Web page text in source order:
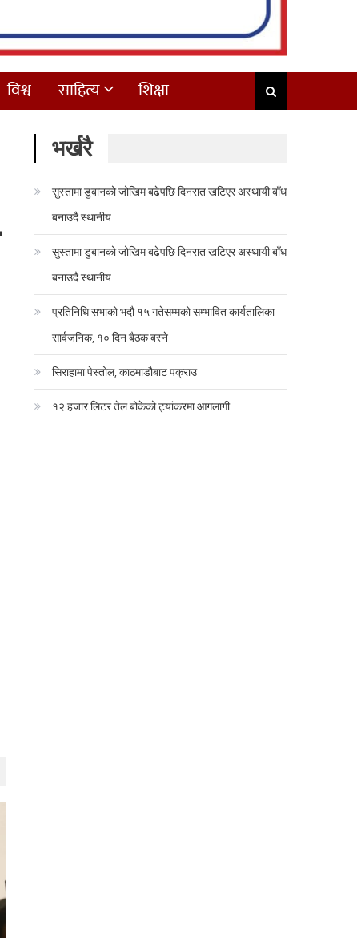
विश्व साहित्य शिक्षा
भर्खरै
सुस्तामा डुबानको जोखिम बढेपछि दिनरात खटिएर अस्थायी बाँध
बनाउदै स्थानीय
सुस्तामा डुबानको जोखिम बढेपछि दिनरात खटिएर अस्थायी बाँध
बनाउदै स्थानीय
प्रतिनिधि सभाको भदौ १५ गतेसम्मको सम्भावित कार्यतालिका
सार्वजनिक, १० दिन बैठक बस्ने
सिराहामा पेस्तोल, काठमाडौबाट पक्राउ
१२ हजार लिटर तेल बोकेको ट्यांकरमा आगलागी